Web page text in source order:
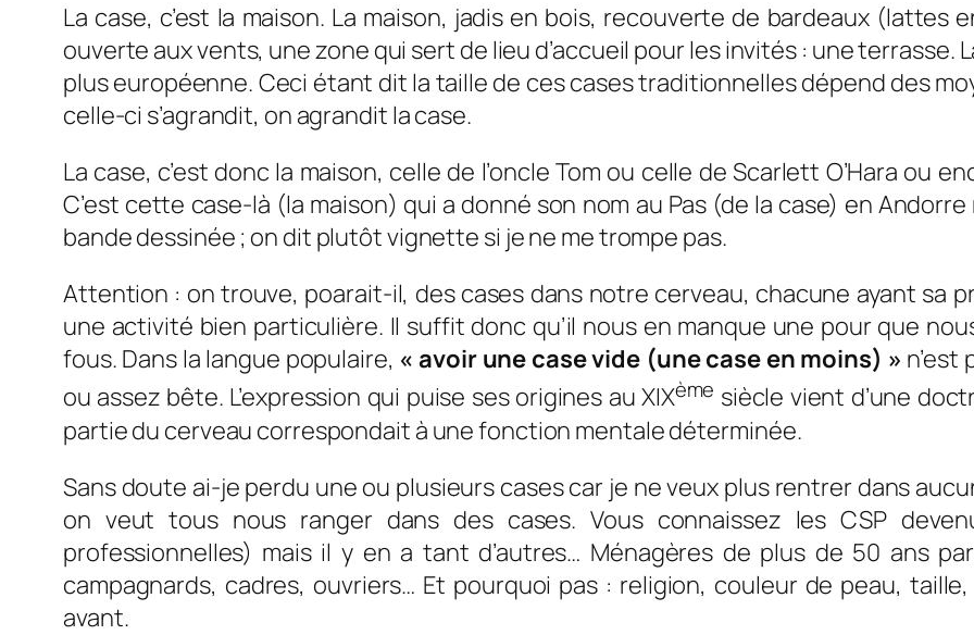
La case, c’est la maison. La maison, jadis en bois, recouverte de bardeaux (lattes
ouverte aux vents, une zone qui sert de lieu d’accueil pour les invités : une terrasse.
plus européenne. Ceci étant dit la taille de ces cases traditionnelles dépend des
celle-ci s’agrandit, on agrandit la case.
La case, c’est donc la maison, celle de l’oncle Tom ou celle de Scarlett O’Hara ou
C’est cette case-là (la maison) qui a donné son nom au Pas (de la case) en
bande dessinée ; on dit plutôt vignette si je ne me trompe pas.
Attention : on trouve, poarait-il, des cases dans notre cerveau, chacune ayant sa
une activité bien particulière. Il suffit donc qu’il nous en manque une pour que
fous. Dans la langue populaire, « avoir une case vide (une case en moins) » n’est
ou assez bête. L’expression qui puise ses origines au XIXème siècle vient d’une
partie du cerveau correspondait à une fonction mentale déterminée.
Sans doute ai-je perdu une ou plusieurs cases car je ne veux plus rentrer dans
on veut tous nous ranger dans des cases. Vous connaissez les CSP
professionnelles) mais il y en a tant d’autres… Ménagères de plus de 50 ans
campagnards, cadres, ouvriers… Et pourquoi pas : religion, couleur de peau,
avant.